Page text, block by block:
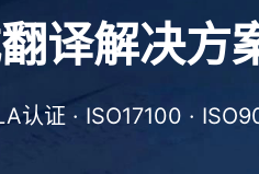
的壁垒
· 覆盖国家80+ · 支持